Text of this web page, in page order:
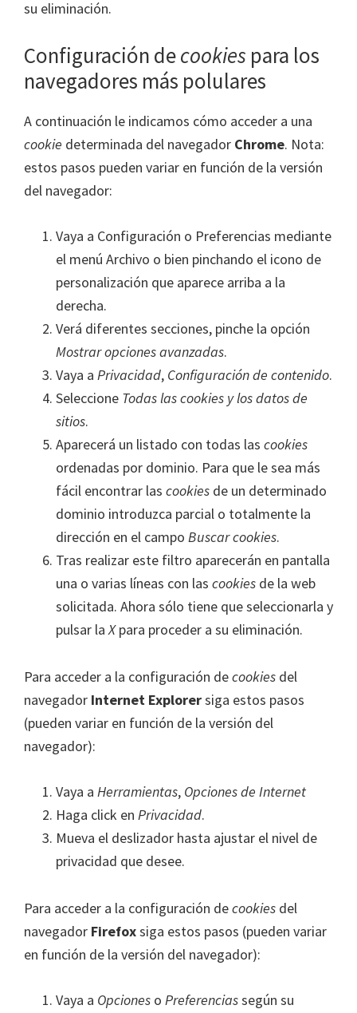
su eliminación.
Configuración decookies para los
navegadores más polulares
A continuación le indicamos cómo acceder a una
cookie determinada del navegador Chrome. Nota:
estos pasos pueden variar en función de la versión
del navegador:
Vaya a Configuración o Preferencias mediante
el menú Archivo o bien pinchando el icono de
personalización que aparece arriba a la
derecha.
Verá diferentes secciones, pinche la opción
Mostrar opciones avanzadas.
Vaya a Privacidad, Configuración de contenido.
Seleccione Todas lascookies y los datos de
sitios.
Aparecerá un listado con todas las cookies
ordenadas por dominio. Para que le sea más
fácil encontrar las cookies de un determinado
dominio introduzca parcial o totalmente la
dirección en el campo Buscar cookies.
Tras realizar este filtro aparecerán en pantalla
una o varias líneas con las cookies de la web
solicitada. Ahora sólo tiene que seleccionarla y
pulsar laXpara proceder a su eliminación.
Para acceder a la configuración decookies del
navegador Internet Explorersiga estos pasos
(pueden variar en función de la versión del
navegador):
Vaya a Herramientas, Opciones de Internet
Haga click en Privacidad.
Mueva el deslizador hasta ajustar el nivel de
privacidad que desee.
Para acceder a la configuración decookies del
navegador Firefoxsiga estos pasos (pueden variar
en función de la versión del navegador):
Vaya a Opciones o Preferenciassegún su